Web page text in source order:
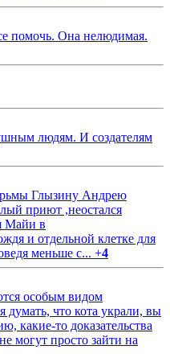
помочь. Она нелюдимая.
людям. И создателям
Глызину Андрею
приют ,неостался
Майи в
и отдельной клетке для
меньше с... +4
особым видом
думать, что кота украли, вы
какие-то доказательства
могут просто зайти на